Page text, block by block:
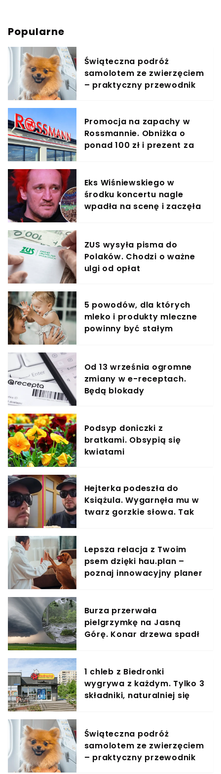
Popularne
Świąteczna podróż
samolotem ze zwierzęciem
– praktyczny przewodnik
Promocja na zapachy w
Rossmannie. Obniżka o
ponad 100 zł i prezent za
Eks Wiśniewskiego w
środku koncertu nagle
wpadła na scenę i zaczęła
ZUS wysyła pisma do
Polaków. Chodzi o ważne
ulgi od opłat
5 powodów, dla których
mleko i produkty mleczne
powinny być stałym
Od 13 września ogromne
zmiany w e-receptach.
Będą blokady
Podsyp doniczki z
bratkami. Obsypią się
kwiatami
Hejterka podeszła do
Książula. Wygarnęła mu w
twarz gorzkie słowa. Tak
Lepsza relacja z Twoim
psem dzięki hau.plan –
poznaj innowacyjny planer
Burza przerwała
pielgrzymkę na Jasną
Górę. Konar drzewa spadł
1 chleb z Biedronki
wygrywa z każdym. Tylko 3
składniki, naturalniej się
Świąteczna podróż
samolotem ze zwierzęciem
– praktyczny przewodnik